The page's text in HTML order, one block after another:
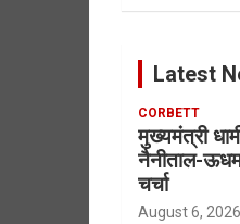
Latest
CORBETT
मुख्यमंत्री
नैनीताल-
चर्चा
August 6, 2026